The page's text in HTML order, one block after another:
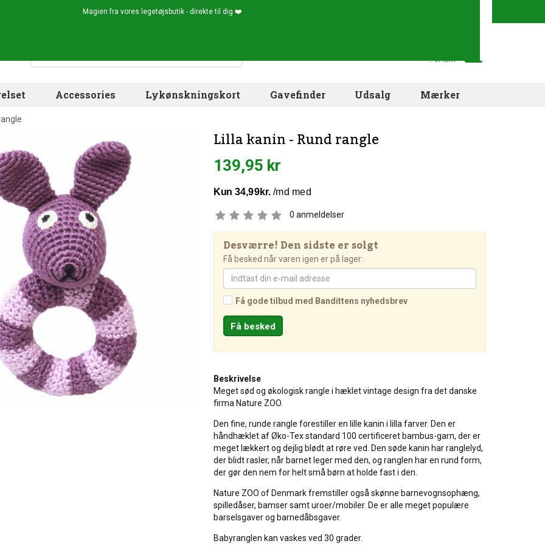
Magien fra vores legetøjsbutik - direkte til dig ❤️
.. er tom
Accessories Lykønskningskort Gavefinder Udsalg Mærker
Lilla kanin - Rund rangle
139,95 kr
0 anmeldelser
Desværre! Den sidste er solgt
Få besked når varen igen er på lager:
Få gode tilbud med Bandittens nyhedsbrev
Beskrivelse
Meget sød og økologisk rangle i hæklet vintage design fra det danske
firma Nature ZOO.
Den fine, runde rangle forestiller en lille kanin i lilla farver. Den er
håndhæklet af Øko-Tex standard 100 certificeret bambus-garn, der er
meget lækkert og dejlig blødt at røre ved. Den søde kanin har ranglelyd,
der blidt rasler, når barnet leger med den, og ranglen har en rund form,
der gør den nem for helt små børn at holde fast i den.
Nature ZOO of Denmark fremstiller også skønne barnevognsophæng,
spilledåser, bamser samt uroer/mobiler. De er alle meget populære
barselsgaver og barnedåbsgaver.
Babyranglen kan vaskes ved 30 grader.